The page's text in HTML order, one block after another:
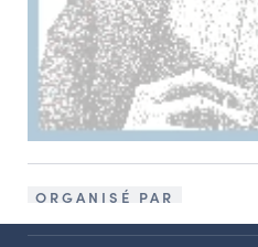
ORGANISÉ PAR